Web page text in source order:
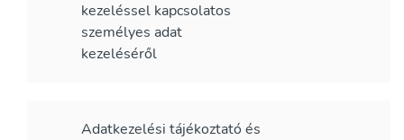
kezeléssel kapcsolatos
személyes adat
kezeléséről
Adatkezelési tájékoztató és